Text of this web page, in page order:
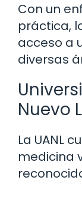
Con un
práctica,
acceso a
diversas
Nuevo
La UANL
medicina